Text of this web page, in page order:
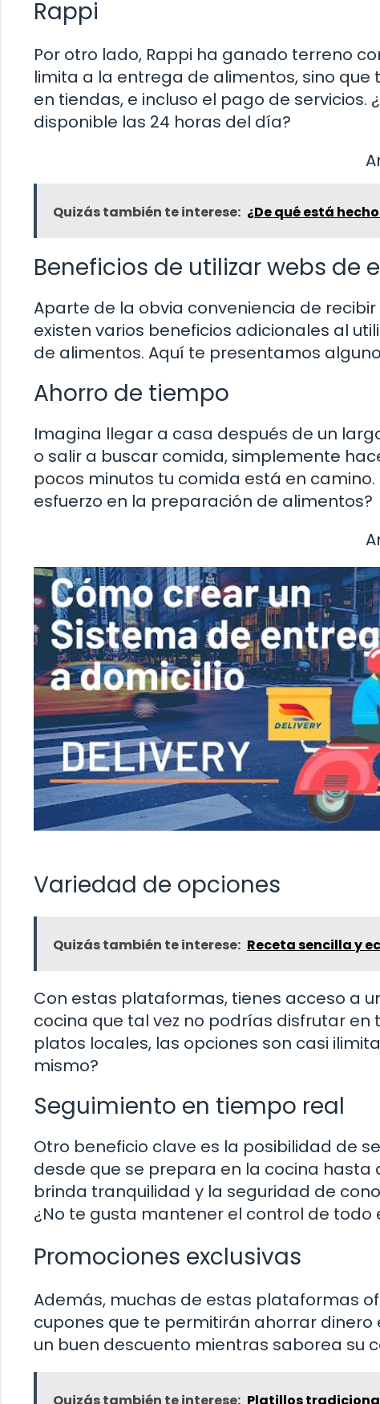
Rappi
Por otro lado, Rappi ha ganado terreno
limita a la entrega de alimentos, sino
en tiendas, e incluso el pago de
disponible las 24 horas del día?
Quizás también te interese: ¿De qué está
Beneficios de utilizar webs
Aparte de la obvia conveniencia de
existen varios beneficios adicionales al
de alimentos. Aquí te presentamos
Ahorro de tiempo
Imagina llegar a casa después de un
o salir a buscar comida, simplemente
pocos minutos tu comida está en
esfuerzo en la preparación de alimentos?
Variedad de opciones
Quizás también te interese: Receta sencilla y
Con estas plataformas, tienes acceso a
cocina que tal vez no podrías disfrutar
platos locales, las opciones son casi
mismo?
Seguimiento en tiempo real
Otro beneficio clave es la posibilidad de
desde que se prepara en la cocina
brinda tranquilidad y la seguridad de
¿No te gusta mantener el control de todo
Promociones exclusivas
Además, muchas de estas plataformas
cupones que te permitirán ahorrar dinero
un buen descuento mientras saborea su